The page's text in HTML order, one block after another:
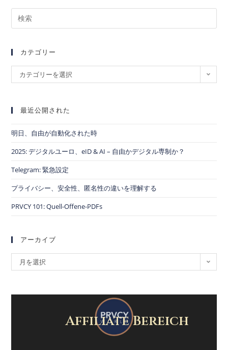
カテゴリー
カテゴリーを選択
最近公開された
明日、自由が自動化された時
2025: デジタルユーロ、eID & AI – 自由かデジタル専制か？
Telegram: 緊急設定
プライバシー、安全性、匿名性の違いを理解する
PRVCY 101: Quell-Offene-PDFs
アーカイブ
月を選択
Affiliate Bereich